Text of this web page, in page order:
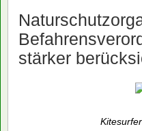
stärker